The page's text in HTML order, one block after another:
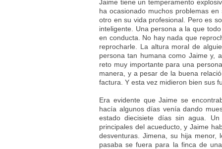
Jaime tiene un temperamento
ha ocasionado muchos problemas
otro en su vida profesional. Pero es
inteligente. Una persona a la que
en conducta. No hay nada que
reprocharle. La altura moral de
persona tan humana como Jaime y,
reto muy importante para una
manera, y a pesar de la buena
factura. Y esta vez midieron bien sus
Era evidente que Jaime se
hacía algunos días venía dando
estado diecisiete días sin agua.
principales del acueducto, y Jaime
desventuras. Jimena, su hija menor,
pasaba se fuera para la finca de